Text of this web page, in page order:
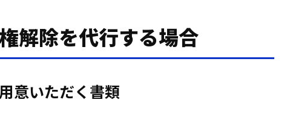
解除を代行する場合
意いただく書類